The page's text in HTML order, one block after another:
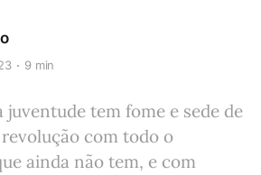
9 min
juventude tem fome e sede de
com todo o
ainda não tem, e com